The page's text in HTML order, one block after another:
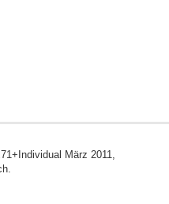
März 2011,